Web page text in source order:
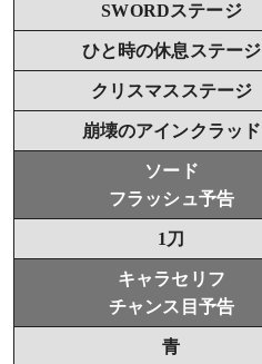
SWORDステージ
ひと時の休息ステージ
クリスマスステージ
崩壊のアインクラッド
ソード
フラッシュ予告
1刀
キャラセリフ
チャンス目予告
青